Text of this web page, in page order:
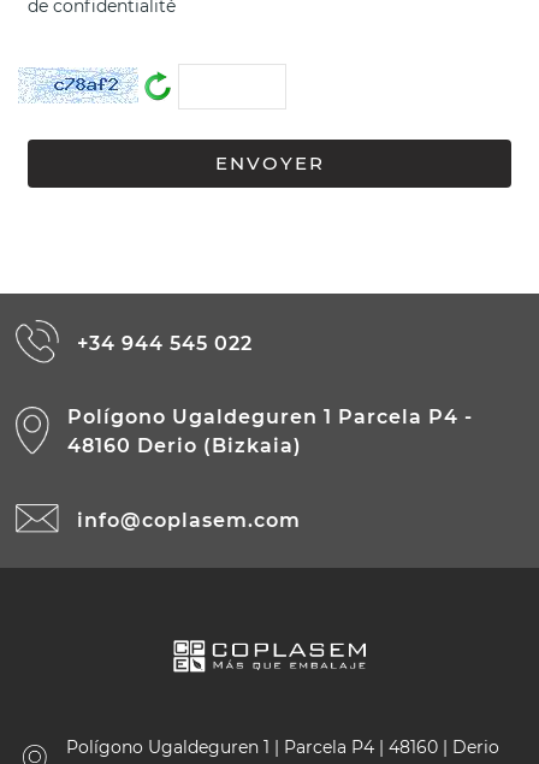
de confidentialité
+34 944 545 022
Polígono Ugaldeguren 1 Parcela P4 -
48160 Derio (Bizkaia)
info@coplasem.com
Polígono Ugaldeguren 1 | Parcela P4 | 48160 | Derio